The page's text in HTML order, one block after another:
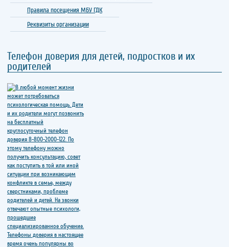
Правила посещения МБУ ГДК
Реквизиты организации
Телефон доверия для детей, подростков и их
родителей